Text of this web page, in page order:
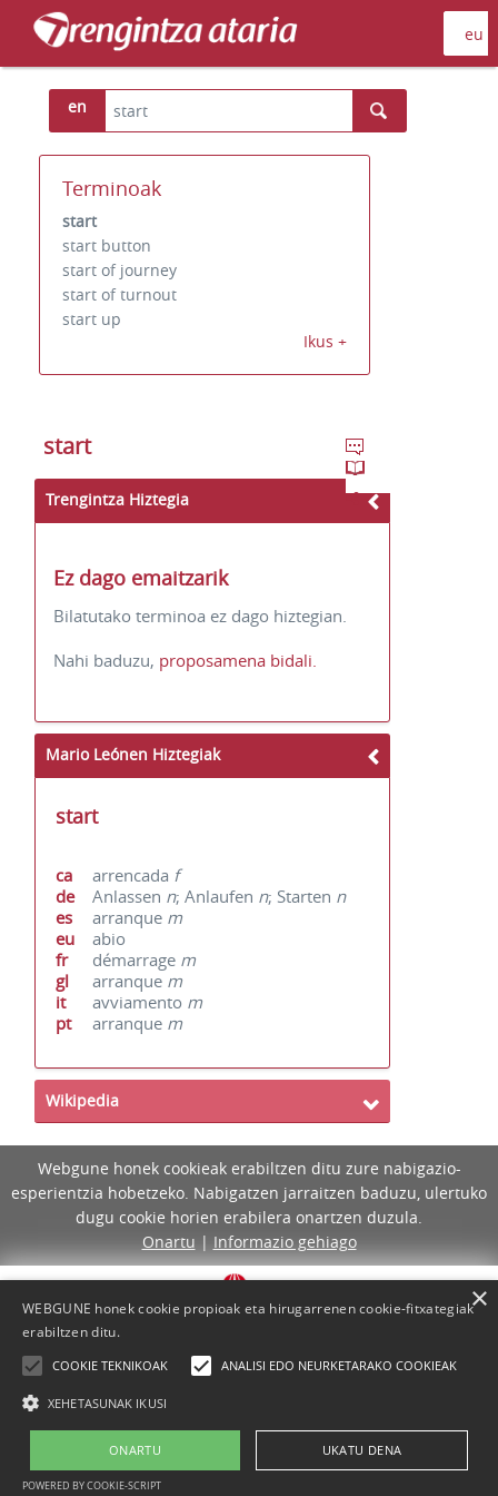
en
Terminoak
start
start button
start of journey
start of turnout
start up
Ikus +
start
Trengintza Hiztegia
Ez dago emaitzarik
Bilatutako terminoa ez dago hiztegian.
Nahi baduzu, proposamena bidali.
Mario Leónen Hiztegiak
start
ca arrencada f
de
Anlassen n; Anlaufen n; Starten n
es
arranque m
eu
abio
fr
démarrage m
gl
arranque m
it
avviamento m
pt
arranque m
Wikipedia
Webgune honek cookieak erabiltzen ditu zure nabigazio-
esperientzia hobetzeko. Nabigatzen jarraitzen baduzu, ulertuko
dugu cookie horien erabilera onartzen duzula.
Onartu | Informazio gehiago
Lege-oharra Cookie-politika Laguntza
Kontaktua
WEBGUNE honek cookie propioak eta hirugarrenen cookie-fitxategiak
erabiltzen ditu.
COOKIE TEKNIKOAK ANALISI EDO NEURKETARAKO COOKIEAK
XEHETASUNAK IKUSI
ONARTU UKATU DENA
POWERED BY COOKIE-SCRIPT
×